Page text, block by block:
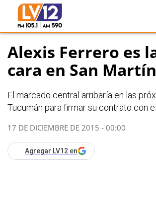
Alexis Ferrero es
cara en San Martín
El marcado central arribaría en las
Tucumán para firmar su contrato con
17 DE DICIEMBRE DE 2015 - 00:00
Agregar LV12 en